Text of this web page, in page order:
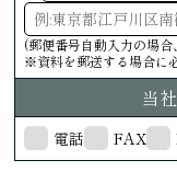
(郵便番号自動入力の場
※資料を郵送する場合に
当
電話 FAX